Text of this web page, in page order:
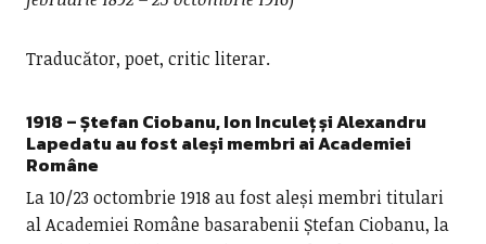
Traducător, poet, critic literar.
1918 –Ștefan Ciobanu, Ion Inculeț și Alexandru
Lapedatu au fost aleși membri ai Academiei
Române
La 10/23 octombrie 1918 au fost aleși membri titulari
al Academiei Române basarabenii Ștefan Ciobanu, la